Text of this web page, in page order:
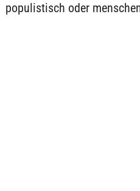
populistisch oder